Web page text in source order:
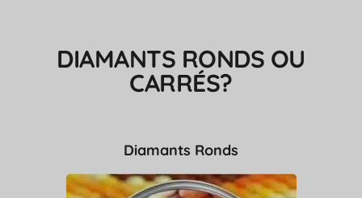
DIAMANTS RONDS OU
CARRÉS?
Diamants Ronds